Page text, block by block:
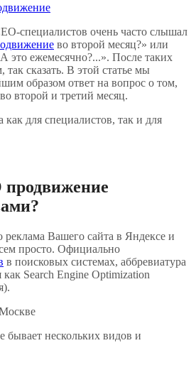
специалистов очень часто слышал
во второй месяц?» или
это ежемесячно?...». После таких
так сказать. В этой статье мы
образом ответ на вопрос о том,
второй и третий месяц.
как для специалистов, так и для
Вашего сайта в Яндексе и
просто. Официально
в поисковых системах, аббревиатура
Search Engine Optimization
бывает нескольких видов и